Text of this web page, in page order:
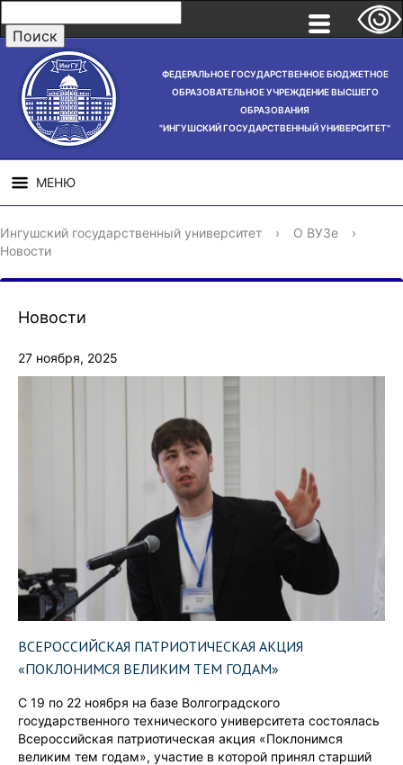
ФЕДЕРАЛЬНОЕ ГОСУДАРСТВЕННОЕ БЮДЖЕТНОЕ
ОБРАЗОВАТЕЛЬНОЕ УЧРЕЖДЕНИЕ ВЫСШЕГО
ОБРАЗОВАНИЯ
"ИНГУШСКИЙ ГОСУДАРСТВЕННЫЙ УНИВЕРСИТЕТ"
МЕНЮ
СВЕДЕНИЯ ОБ
ОБРАЗОВАТЕЛЬНОЙ
НАУЧНАЯ
ДЕЯТЕЛЬНОСТЬ
Ингушский государственный университет › О ВУЗе
›
Новости
Новости
27 ноября, 2025
ВСЕРОССИЙСКАЯ ПАТРИОТИЧЕСКАЯ АКЦИЯ
«ПОКЛОНИМСЯ ВЕЛИКИМ ТЕМ ГОДАМ»
С 19 по 22 ноября на базе Волгоградского
государственного технического университета состоялась
Всероссийская патриотическая акция «Поклонимся
великим тем годам», участие в которой принял старший